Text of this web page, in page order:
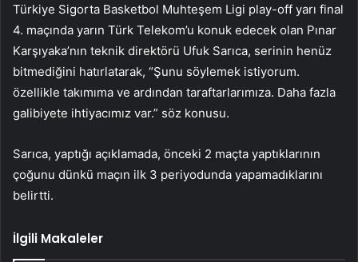
Türkiye Sigorta Basketbol Muhteşem Ligi play-off yarı final
4. maçında yarın Türk Telekom’u konuk edecek olan Pınar
Karşıyaka’nın teknik direktörü Ufuk Sarıca, serinin henüz
bitmediğini hatırlatarak, “Şunu söylemek istiyorum.
özellikle takımıma ve ardından taraftarlarımıza. Daha fazla
galibiyete ihtiyacımız var.” söz konusu.
Sarıca, yaptığı açıklamada, önceki 2 maçta yaptıklarının
çoğunu dünkü maçın ilk 3 periyodunda yapamadıklarını
belirtti.
İlgili Makaleler